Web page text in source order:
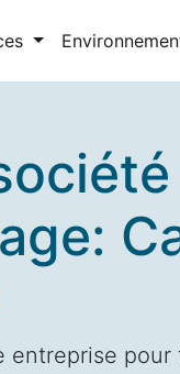
entreprise pour